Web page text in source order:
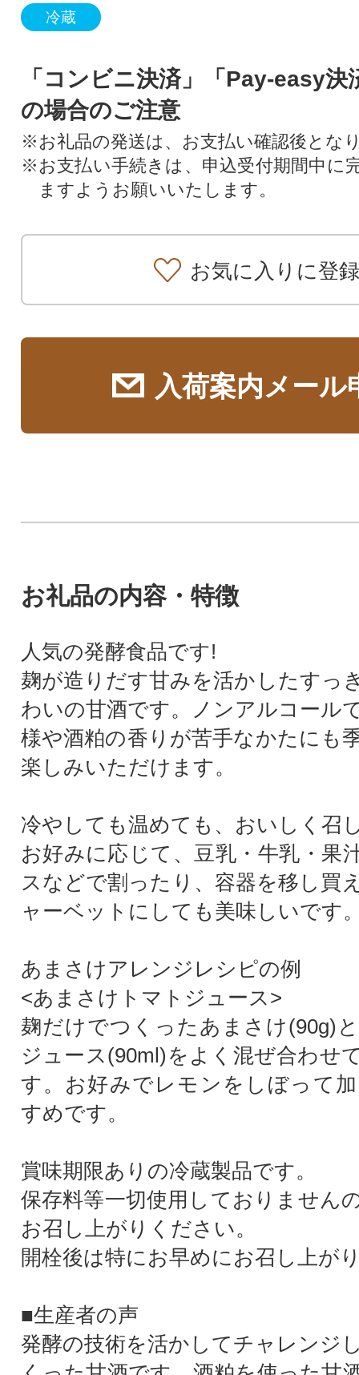
冷蔵
「コンビニ決済」「Pay-easy決
の場合のご注意
※お礼品の発送は、お支払い確認後とな
※お支払い手続きは、申込受付期間中に
ますようお願いいたします。
お気に入りに登録
入荷案内メール
お礼品の内容・特徴
人気の発酵食品です!
麹が造りだす甘みを活かしたすっ
わいの甘酒です。ノンアルコール
様や酒粕の香りが苦手なかたにも
楽しみいただけます。
冷やしても温めても、おいしく召
お好みに応じて、豆乳・牛乳・果
スなどで割ったり、容器を移し買
ャーベットにしても美味しいです
あまさけアレンジレシピの例
<あまさけトマトジュース>
麹だけでつくったあまさけ(90g)
ジュース(90ml)をよく混ぜ合わせ
す。お好みでレモンをしぼって
すめです。
賞味期限ありの冷蔵製品です。
保存料等一切使用しておりません
お召し上がりください。
開栓後は特にお早めにお召し上が
■生産者の声
発酵の技術を活かしてチャレンジ